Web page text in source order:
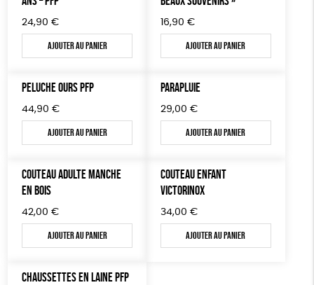
PAPETERIE
ÉPICERIE
Cosme Bio Fabrication artisanale
24,90 €
Ajouter au panier
16,90 €
Ajouter au panier
PELUCHE OURS PFP
44,90 €
Ajouter au panier
PARAPLUIE
29,00 €
Ajouter au panier
COUTEAU ADULTE MANCHE
EN BOIS
42,00 €
Ajouter au panier
COUTEAU ENFANT
VICTORINOX
34,00 €
Ajouter au panier
CHAUSSETTES EN LAINE PFP